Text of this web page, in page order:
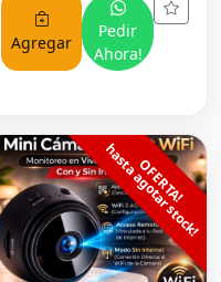
Agregar
Pedir
Ahora!